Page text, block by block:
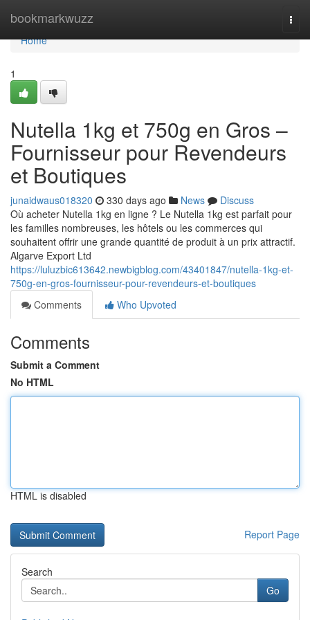
bookmarkwuzz
Home
Home
1
Nutella 1kg et 750g en Gros –
Fournisseur pour Revendeurs
et Boutiques
junaidwaus018320 330 days ago News
Discuss
Où acheter Nutella 1kg en ligne ? Le Nutella 1kg est parfait pour
les familles nombreuses, les hôtels ou les commerces qui
souhaitent offrir une grande quantité de produit à un prix attractif.
Algarve Export Ltd
https://luluzbic613642.newbigblog.com/43401847/nutella-1kg-et-
750g-en-gros-fournisseur-pour-revendeurs-et-boutiques
Comments
Who Upvoted
Comments
Submit a Comment
No HTML
HTML is disabled
Report Page
Search
Go